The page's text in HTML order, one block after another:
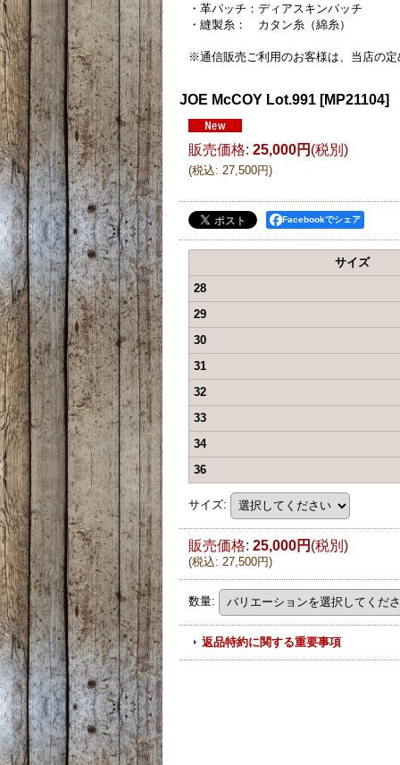
・革パッチ：ディアスキンパッチ
・縫製糸： カタン糸（綿糸）
※通信販売ご利用のお客様は、当店の
JOE McCOY Lot.991 [MP21104]
販売価格: 25,000円 (税別)
(税込: 27,500円)
Facebookでシェア
サイズ
28
29
30
31
32
33
34
36
サイズ:
販売価格: 25,000円 (税別)
(税込: 27,500円)
数量:
返品特約に関する重要事項